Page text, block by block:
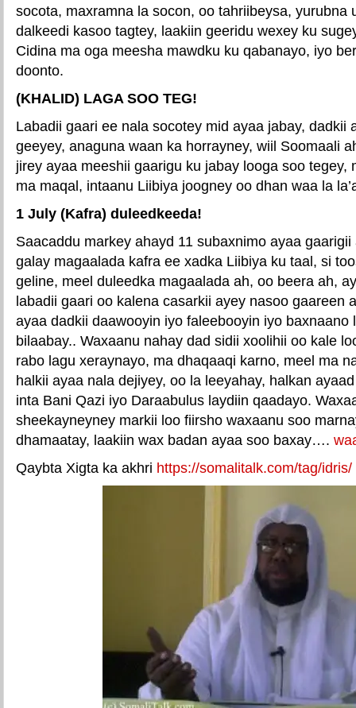
socota, maxramna la socon, oo tahriibeysa, yurubna
dalkeedi kasoo tagtey, laakiin geeridu wexey ku
Cidina ma oga meesha mawdku ku qabanayo, iyo
doonto.
(KHALID) LAGA SOO TEG!
Labadii gaari ee nala socotey mid ayaa jabay, dadkii
geeyey, anaguna waan ka horrayney, wiil Soomaali
jirey ayaa meeshii gaarigu ku jabay looga soo tegey,
ma maqal, intaanu Liibiya joogney oo dhan waa la
1 July (Kafra) duleedkeeda!
Saacaddu markey ahayd 11 subaxnimo ayaa
galay magaalada kafra ee xadka Liibiya ku taal, si
geline, meel duleedka magaalada ah, oo beera ah,
labadii gaari oo kalena casarkii ayey nasoo gaareen
ayaa dadkii daawooyin iyo faleebooyin iyo baxnaano
bilaabay.. Waxaanu nahay dad sidii xoolihii oo kale
rabo lagu xeraynayo, ma dhaqaaqi karno, meel ma
halkii ayaa nala dejiyey, oo la leeyahay, halkan
inta Bani Qazi iyo Daraabulus laydiin qaadayo.
sheekayneyney markii loo fiirsho waxaanu soo
dhamaatay, laakiin wax badan ayaa soo baxay….
Qaybta Xigta ka akhri https://somalitalk.com/tag/idris/